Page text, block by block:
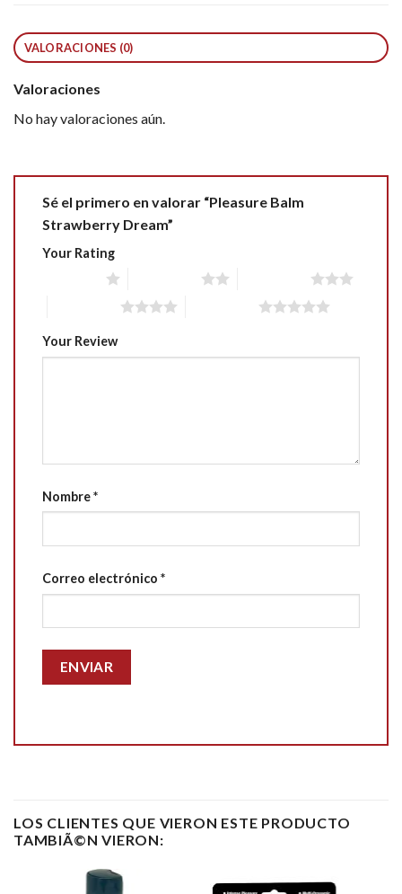
VALORACIONES (0)
Valoraciones
No hay valoraciones aún.
Sé el primero en valorar “Pleasure Balm
Strawberry Dream”
Your Rating
Your Review
Nombre*
Correo electrónico *
LOS CLIENTES QUE VIERON ESTE PRODUCTO
TAMBIÃ©N VIERON: